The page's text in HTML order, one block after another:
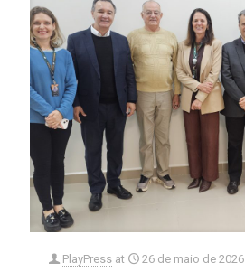
PlayPress at 26 de maio de 2026